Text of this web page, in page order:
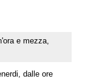
e mezza,
dalle ore